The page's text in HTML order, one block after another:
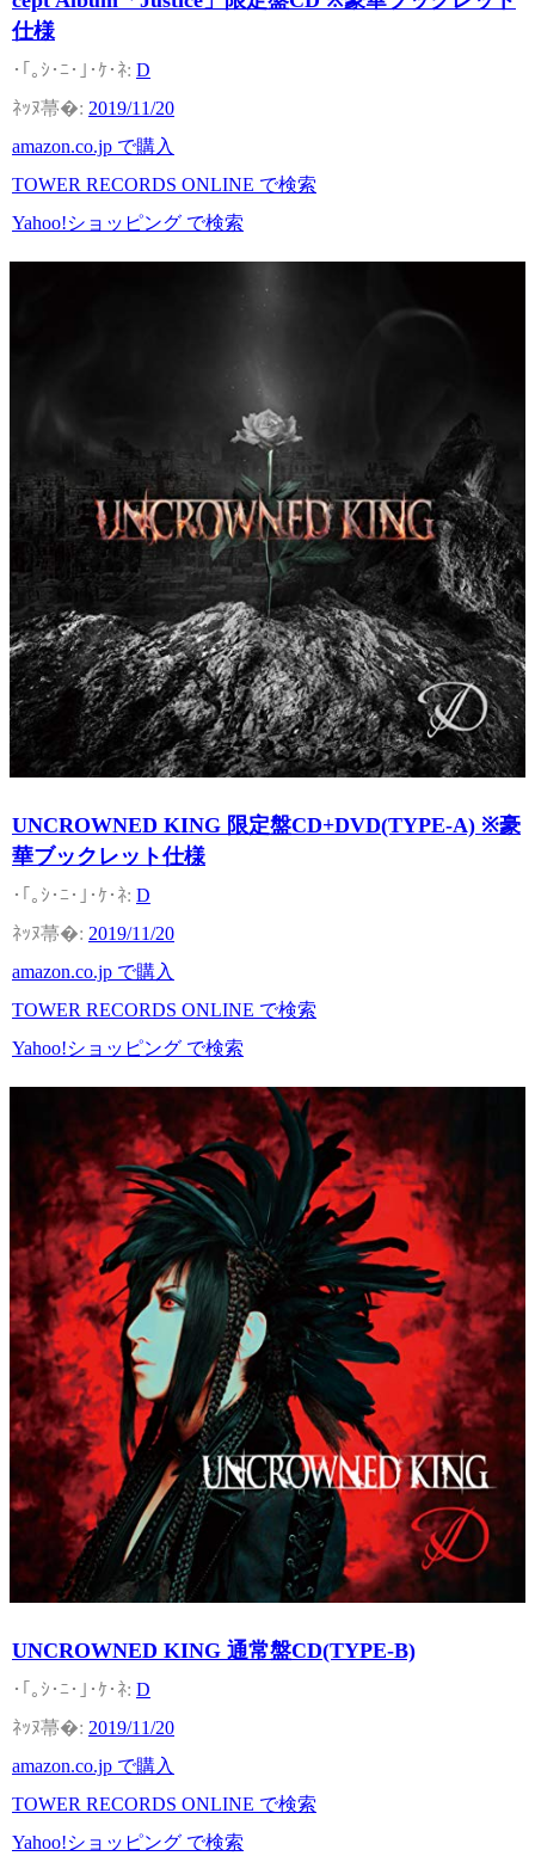
仕様
D
2019/11/20
amazon.co.jp で購入
TOWER RECORDS ONLINE で検索
Yahoo!ショッピング で検索
UNCROWNED KING 限定盤CD+DVD(TYPE-A) ※豪
華ブックレット仕様
D
2019/11/20
amazon.co.jp で購入
TOWER RECORDS ONLINE で検索
Yahoo!ショッピング で検索
UNCROWNED KING 通常盤CD(TYPE-B)
D
2019/11/20
amazon.co.jp で購入
TOWER RECORDS ONLINE で検索
Yahoo!ショッピング で検索